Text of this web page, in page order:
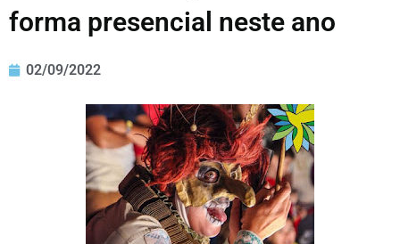
forma presencial neste ano
02/09/2022